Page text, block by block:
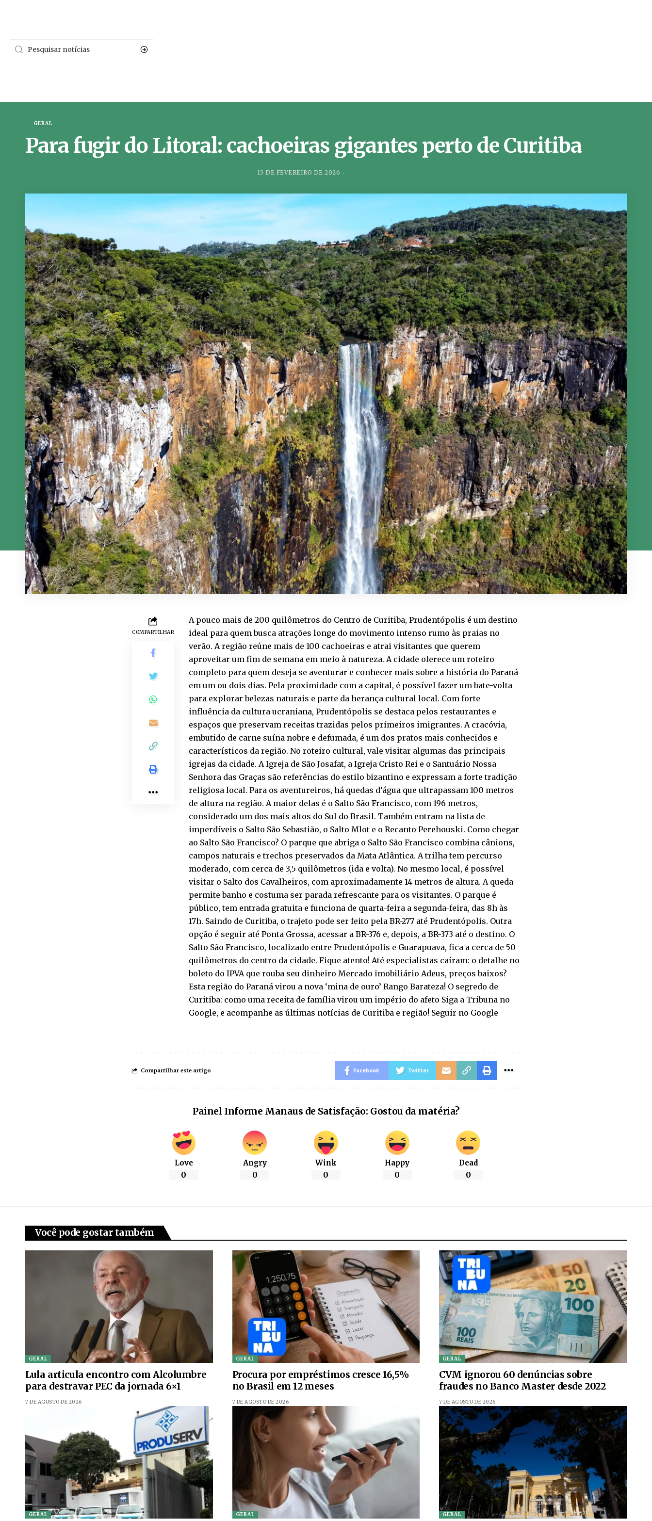
GERAL
Para fugir do Litoral: cachoeiras gigantes perto de Curitiba
15 DE FEVEREIRO DE 2026
COMPARTILHAR
A pouco mais de 200 quilômetros do Centro de Curitiba, Prudentópolis é um destino
ideal para quem busca atrações longe do movimento intenso rumo às praias no
verão. A região reúne mais de 100 cachoeiras e atrai visitantes que querem
aproveitar um fim de semana em meio à natureza. A cidade oferece um roteiro
completo para quem deseja se aventurar e conhecer mais sobre a história do Paraná
em um ou dois dias. Pela proximidade com a capital, é possível fazer um bate-volta
para explorar belezas naturais e parte da herança cultural local. Com forte
influência da cultura ucraniana, Prudentópolis se destaca pelos restaurantes e
espaços que preservam receitas trazidas pelos primeiros imigrantes. A cracóvia,
embutido de carne suína nobre e defumada, é um dos pratos mais conhecidos e
característicos da região. No roteiro cultural, vale visitar algumas das principais
igrejas da cidade. A Igreja de São Josafat, a Igreja Cristo Rei e o Santuário Nossa
Senhora das Graças são referências do estilo bizantino e expressam a forte tradição
religiosa local. Para os aventureiros, há quedas d’água que ultrapassam 100 metros
de altura na região. A maior delas é o Salto São Francisco, com 196 metros,
considerado um dos mais altos do Sul do Brasil. Também entram na lista de
imperdíveis o Salto São Sebastião, o Salto Mlot e o Recanto Perehouski. Como chegar
ao Salto São Francisco? O parque que abriga o Salto São Francisco combina cânions,
campos naturais e trechos preservados da Mata Atlântica. A trilha tem percurso
moderado, com cerca de 3,5 quilômetros (ida e volta). No mesmo local, é possível
visitar o Salto dos Cavalheiros, com aproximadamente 14 metros de altura. A queda
permite banho e costuma ser parada refrescante para os visitantes. O parque é
público, tem entrada gratuita e funciona de quarta-feira a segunda-feira, das 8h às
17h. Saindo de Curitiba, o trajeto pode ser feito pela BR-277 até Prudentópolis. Outra
opção é seguir até Ponta Grossa, acessar a BR-376 e, depois, a BR-373 até o destino. O
Salto São Francisco, localizado entre Prudentópolis e Guarapuava, fica a cerca de 50
quilômetros do centro da cidade. Fique atento! Até especialistas caíram: o detalhe no
boleto do IPVA que rouba seu dinheiro Mercado imobiliário Adeus, preços baixos?
Esta região do Paraná virou a nova ‘mina de ouro’ Rango Barateza! O segredo de
Curitiba: como uma receita de família virou um império do afeto Siga a Tribuna no
Google, e acompanhe as últimas notícias de Curitiba e região! Seguir no Google
Compartilhar este artigo Facebook Twitter
Painel Informe Manaus de Satisfação: Gostou da matéria?
Love
0
Angry
0
Wink
0
Happy
0
Dead
0
Você pode gostar também
GERAL
Lula articula encontro com Alcolumbre
para destravar PEC da jornada 6×1
7 DE AGOSTO DE 2026
GERAL
Procura por empréstimos cresce 16,5%
no Brasil em 12 meses
7 DE AGOSTO DE 2026
GERAL
CVM ignorou 60 denúncias sobre
fraudes no Banco Master desde 2022
7 DE AGOSTO DE 2026
GERAL GERAL GERAL